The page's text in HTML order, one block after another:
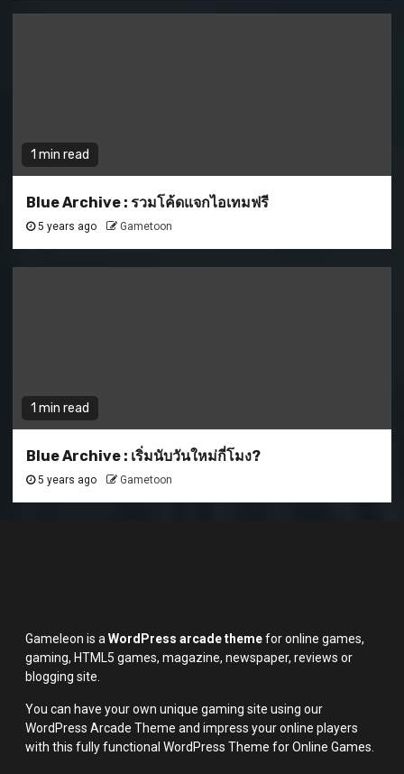
1 min read
Blue Archive : รวมโค้ดแจกไอเทมฟรี
5 years ago Gametoon
1 min read
Blue Archive : เริ่มนับวันใหม่กี่โมง?
5 years ago Gametoon
Gameleon is a WordPress arcade themefor online games,
gaming, HTML5 games, magazine, newspaper, reviews or
blogging site.
You can have your own unique gaming site using our
WordPress Arcade Theme and impress your online players
with this fully functional WordPress Theme for Online Games.